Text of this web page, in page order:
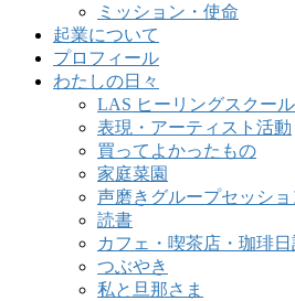
ミッション・使命
起業について
プロフィール
わたしの日々
LAS ヒーリングスクール
表現・アーティスト活動
買ってよかったもの
家庭菜園
声磨きグループセッショ
読書
カフェ・喫茶店・珈琲日
つぶやき
私と旦那さま